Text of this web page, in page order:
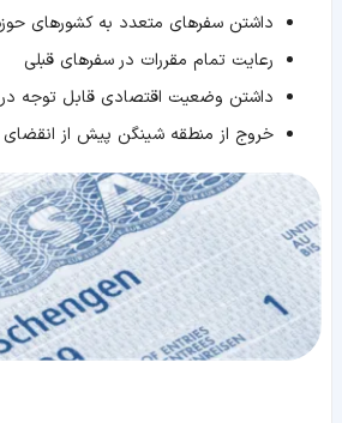
داشتن سفرهای متعدد به کشورهای
رعایت تمام مقررات در سفرهای قبلی
داشتن وضعیت اقتصادی قابل توجه
خروج از منطقه شینگن پیش از انقضای